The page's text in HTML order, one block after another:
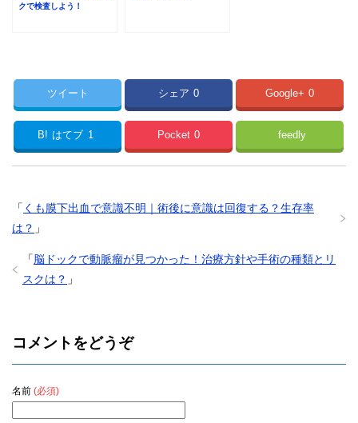
クで検査しよう！
ツイート シェア 0 Google+ 0
B! はてブ 1 Pocket 0 feedly
「 くも膜下出血で意識不明｜術後に意識は回復する？生存率
は？ 」
「脳ドックで動脈瘤が見つかった！治療方針や手術の種類とリ
スクは？ 」
コメントをどうぞ
名前 (必須)